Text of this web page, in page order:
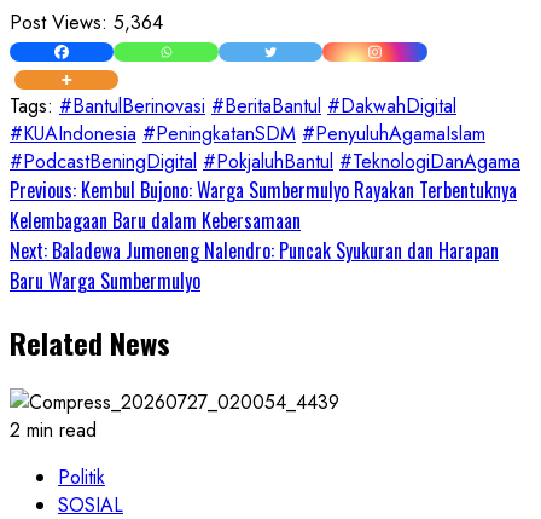
Post Views: 5,364
Tags: #BantulBerinovasi #BeritaBantul #DakwahDigital
#KUAIndonesia #PeningkatanSDM #PenyuluhAgamaIslam
#PodcastBeningDigital #PokjaluhBantul #TeknologiDanAgama
Continue
Reading
Previous: Kembul Bujono: Warga Sumbermulyo Rayakan Terbentuknya
Kelembagaan Baru dalam Kebersamaan
Next: Baladewa Jumeneng Nalendro: Puncak Syukuran dan Harapan
Baru Warga Sumbermulyo
Related News
2 min read
Politik
SOSIAL